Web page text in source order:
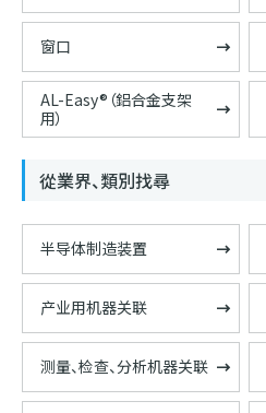
窗口
AL-Easy®（鋁合金支架
用）
從業界、類別找尋
半导体制造装置
产业用机器关联
测量、检查、分析机器关联